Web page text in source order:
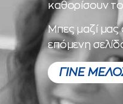
καθορίσουν
Μπες μαζί μας
επόμενη
ΓΙΝΕ